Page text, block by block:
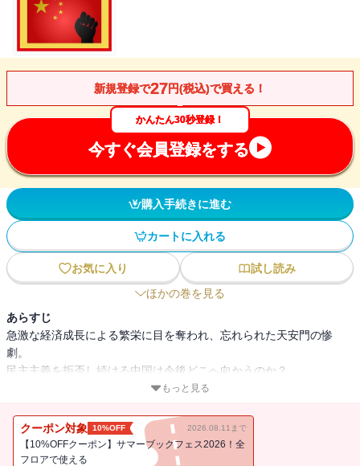
新規登録で27円(税込)で買える！
かんたん30秒登録！
今すぐ会員登録をする
購入手続きに進む
カートに入れる
お気に入り
試し読み
ほかの巻を見る
あらすじ
急激な経済成長による繁栄に目を奪われ、忘れられた天安門の惨
劇。
民主主義を拒否し続ける中国は今後どこへ向かうのか？
２、天安門の精神は死んでいない
３、世界で後退する民主主義
もっと見る
クーポン対象 10%OFF 2026.08.11まで
【10%OFFクーポン】サマーブックフェス2026！全
フロアで使える